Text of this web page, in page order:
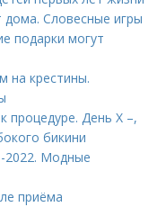
дома. Словесные игры
подарки могут
на крестины.
процедуре. День Х –,
бикини
2022. Модные
приёма